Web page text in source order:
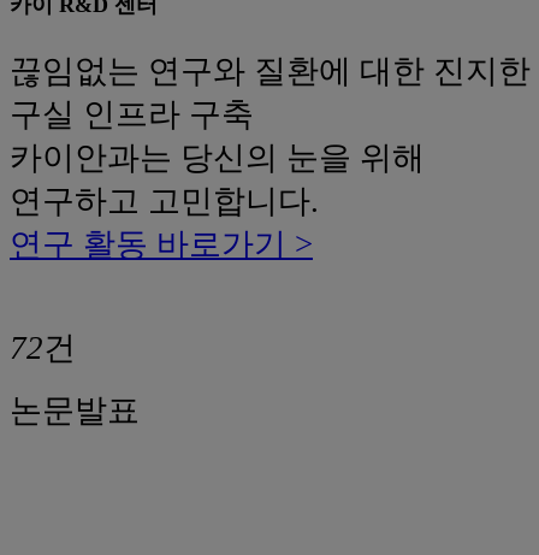
끊임없는 연구와 질환에 대한 진지
구실 인프라 구축
카이안과는 당신의 눈을 위해
연구하고 고민합니다.
연구 활동 바로가기 >
72건
논문발표